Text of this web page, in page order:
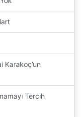
Karakoç’un
Tercih